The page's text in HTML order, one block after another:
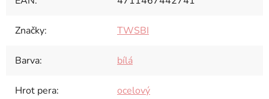
Značky: TWSBI
Barva: bílá
Hrot pera: ocelový